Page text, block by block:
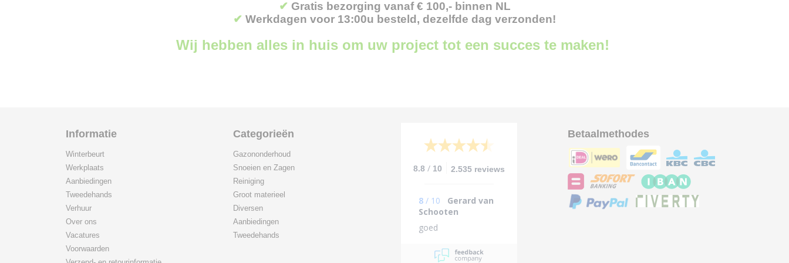
✔ Gratis bezorging vanaf € 100,- binnen NL
✔ Werkdagen voor 13:00u besteld, dezelfde dag verzonden!
Wij hebben alles in huis om uw project tot een succes te maken!
Informatie
Winterbeurt
Werkplaats
Aanbiedingen
Tweedehands
Verhuur
Over ons
Vacatures
Voorwaarden
Categorieën
Gazononderhoud
Snoeien en Zagen
Reiniging
Groot materieel
Diversen
Aanbiedingen
Tweedehands
8.8 / 10 2.535 reviews
8 / 10
Gerard van
Schooten
goed
Betaalmethodes